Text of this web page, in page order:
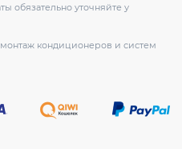
обязательно уточняйте у
кондиционеров и систем